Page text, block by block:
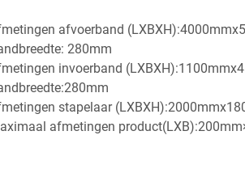
afvoerband
280mm
invoerband
stapelaar
afmetingen